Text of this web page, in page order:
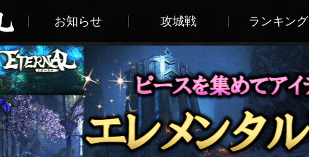
お知らせ 攻城戦 ランキング